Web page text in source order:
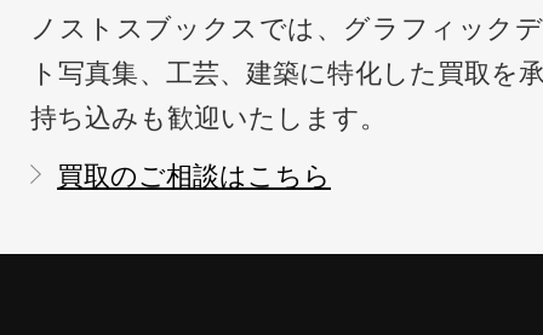
ノストスブックスでは、グラフィック
ト写真集、工芸、建築に特化した買取を
持ち込みも歓迎いたします。
買取のご相談はこちら